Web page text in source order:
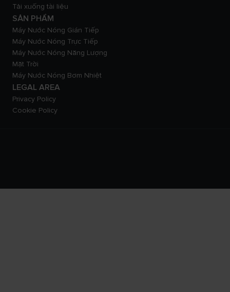
Tải xuống tài liệu
SẢN PHẨM
Máy Nước Nóng Gián Tiếp
Máy Nước Nóng Trực Tiếp
Máy Nước Nóng Năng Lượng
Mặt Trời
Máy Nước Nóng Bơm Nhiệt
LEGAL AREA
Privacy Policy
Cookie Policy